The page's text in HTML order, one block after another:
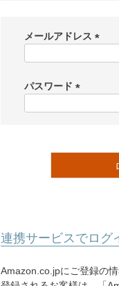
メールアドレス
)
パスワード
連携サービスでログ
Amazon.co.jpにご登録の